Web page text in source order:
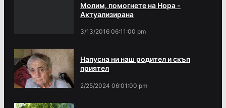
Молим, помогнете на Нора -
Актуализирана
3/13/2016 06:11:00 pm
Напусна ни наш родител и скъп
приятел
2/25/2024 06:01:00 pm